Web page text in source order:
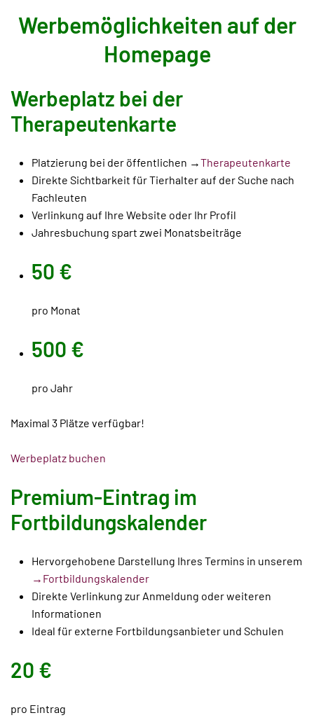
Werbemöglichkeiten auf der
Homepage
Werbeplatz bei der
Therapeutenkarte
Platzierung bei der öffentlichen →Therapeutenkarte
Direkte Sichtbarkeit für Tierhalter auf der Suche nach
Fachleuten
Verlinkung auf Ihre Website oder Ihr Profil
Jahresbuchung spart zwei Monatsbeiträge
50 €
pro Monat
500 €
pro Jahr
Maximal 3 Plätze verfügbar!
Werbeplatz buchen
Premium-Eintrag im
Fortbildungskalender
Hervorgehobene Darstellung Ihres Termins in unserem
→Fortbildungskalender
Direkte Verlinkung zur Anmeldung oder weiteren
Informationen
Ideal für externe Fortbildungsanbieter und Schulen
20 €
pro Eintrag